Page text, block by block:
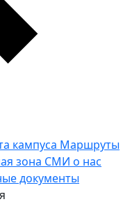
кампуса Маршруты
зона СМИ о нас
документы